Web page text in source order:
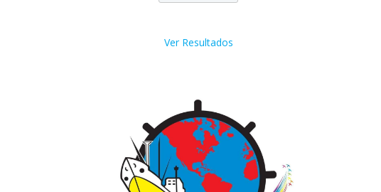
Ver Resultados